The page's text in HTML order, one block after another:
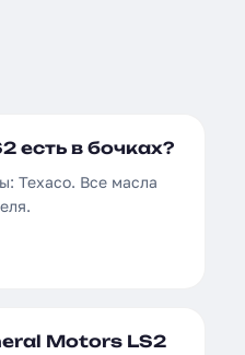
есть в бочках?
Texaco. Все масла
Motors LS2